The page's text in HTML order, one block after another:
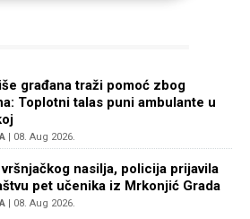
građana traži pomoć zbog
Toplotni talas puni ambulante u
| 08. Aug 2026.
nasilja, policija prijavila
pet učenika iz Mrkonjić Grada
| 08. Aug 2026.